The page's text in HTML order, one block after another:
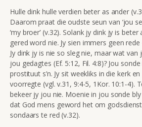
Hulle dink hulle verdien beter as ander
Daarom praat die oudste seun van ‘jou
‘my broer’ (v.32). Solank jy dink jy is
gered word nie. Jy sien immers geen
Jy dink jy is nie so sleg nie, maar wat van
jou gedagtes (Ef. 5:12, Fil. 4:8)? Jou sonde
prostituut s’n. Jy sit weekliks in die kerk
voorregte (vgl. v.31, 9:4-5, 1Kor. 10:1-4).
bekeer jy jou nie. Moenie in jou sonde
dat God mens geword het om
sondaars te red (v.32).